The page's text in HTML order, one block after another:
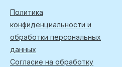
Политика
конфиденциальности и
обработки персональных
данных
Согласие на обработку